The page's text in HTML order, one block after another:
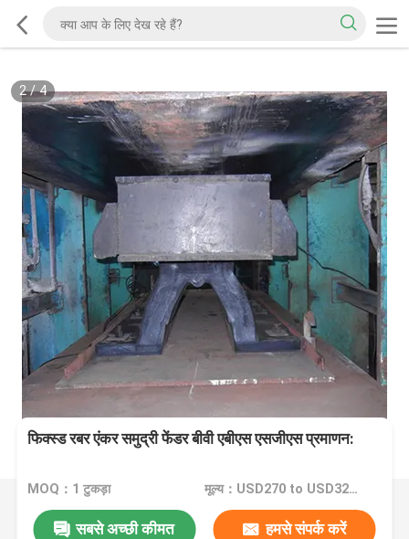
2/4
फिक्स्ड रबर एंकर समुद्री फेंडर बीवी एबीएस एसजीएस प्रमाणन:
MOQ：1 टुकड़ा मूल्य：USD270 to USD3270 Per Piece
सबसे अच्छी कीमत हमसे संपर्क करें